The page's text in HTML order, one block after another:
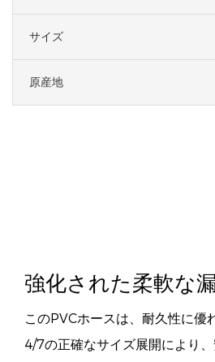
サイズ
原産地
強化された柔軟な
このPVCホースは、耐久性に優
4/7の正確なサイズ展開により